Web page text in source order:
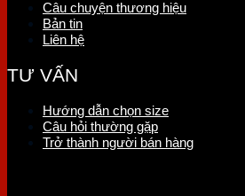
Câu chuyện thương hiệu
Bản tin
Liên hệ
TƯ VẤN
Hướng dẫn chọn size
Câu hỏi thường gặp
Trở thành người bán hàng